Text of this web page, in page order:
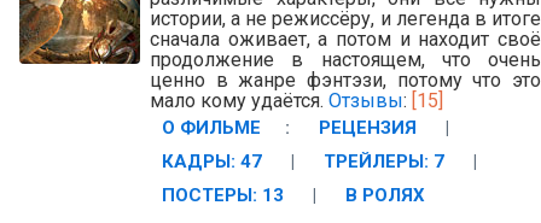
истории, а не режиссёру, и легенда в итоге
сначала оживает, а потом и находит своё
продолжение в настоящем, что очень
ценно в жанре фэнтэзи, потому что это
мало кому удаётся. Отзывы: [15]
О ФИЛЬМЕ : РЕЦЕНЗИЯ
|
КАДРЫ: 47
| ТРЕЙЛЕРЫ: 7
|
ПОСТЕРЫ: 13
| В РОЛЯХ